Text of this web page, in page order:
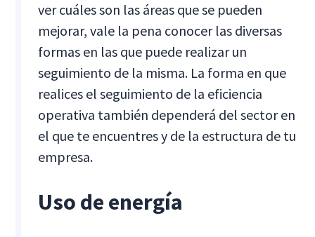
ver cuáles son las áreas que se pueden
mejorar, vale la pena conocer las diversas
formas en las que puede realizar un
seguimiento de la misma. La forma en que
realices el seguimiento de la eficiencia
operativa también dependerá del sector en
el que te encuentres y de la estructura de tu
empresa.
Uso de energía